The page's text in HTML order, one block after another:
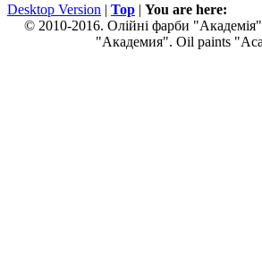
Desktop Version | Top | You are here:
© 2010-2016. Олійні фарби
"Академия". Oil paints